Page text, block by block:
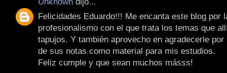
Felicidades Eduardo!!! Me encanta este blog por
profesionalismo con el que trata los temas que
tapujos. Y también aprovecho en agradecerle por
de sus notas como material para mis estudios.
Feliz cumple y que sean muchos másss!